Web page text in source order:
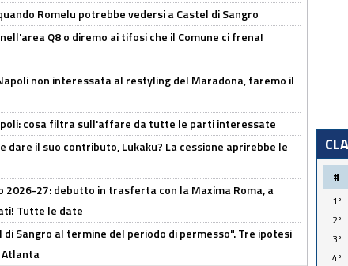
Romelu potrebbe vedersi a Castel di Sangro
Q8 o diremo ai tifosi che il Comune ci frena!
non interessata al restyling del Maradona, faremo il
cosa filtra sull'affare da tutte le parti interessate
dare il suo contributo, Lukaku? La cessione aprirebbe le
2026-27: debutto in trasferta con la Maxima Roma, a
Tutte le date
Sangro al termine del periodo di permesso". Tre ipotesi
#
1º
2º
3º
4º